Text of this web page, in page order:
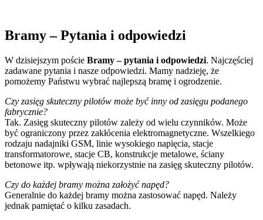
Bramy – Pytania i odpowiedzi
W dzisiejszym poście Bramy – pytania i odpowiedzi. Najczęściej
zadawane pytania i nasze odpowiedzi. Mamy nadzieję, że
pomożemy Państwu wybrać najlepszą bramę i ogrodzenie.
Czy zasięg skuteczny pilotów może być inny od zasięgu podanego
fabrycznie?
Tak. Zasięg skuteczny pilotów zależy od wielu czynników. Może
być ograniczony przez zakłócenia elektromagnetyczne. Wszelkiego
rodzaju nadajniki GSM, linie wysokiego napięcia, stacje
transformatorowe, stacje CB, konstrukcje metalowe, ściany
betonowe itp. wpływają niekorzystnie na zasięg skuteczny pilotów.
Czy do każdej bramy można założyć napęd?
Generalnie do każdej bramy można zastosować napęd. Należy
jednak pamiętać o kilku zasadach.